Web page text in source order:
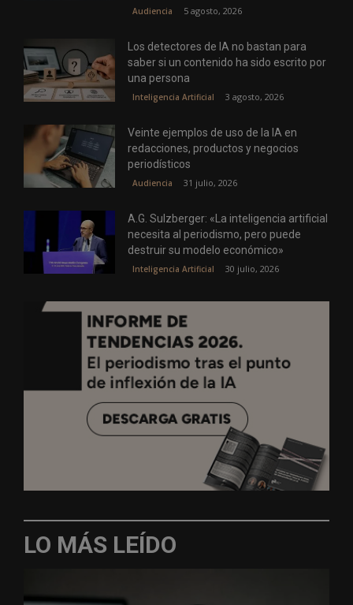
Audiencia 5 agosto, 2026
Los detectores de IA no bastan para
saber si un contenido ha sido escrito por
una persona
Inteligencia Artificial 3 agosto, 2026
Veinte ejemplos de uso de la IA en
redacciones, productos y negocios
periodísticos
Audiencia 31 julio, 2026
A.G. Sulzberger: «La inteligencia artificial
necesita al periodismo, pero puede
destruir su modelo económico»
Inteligencia Artificial 30 julio, 2026
LO MÁS LEÍDO